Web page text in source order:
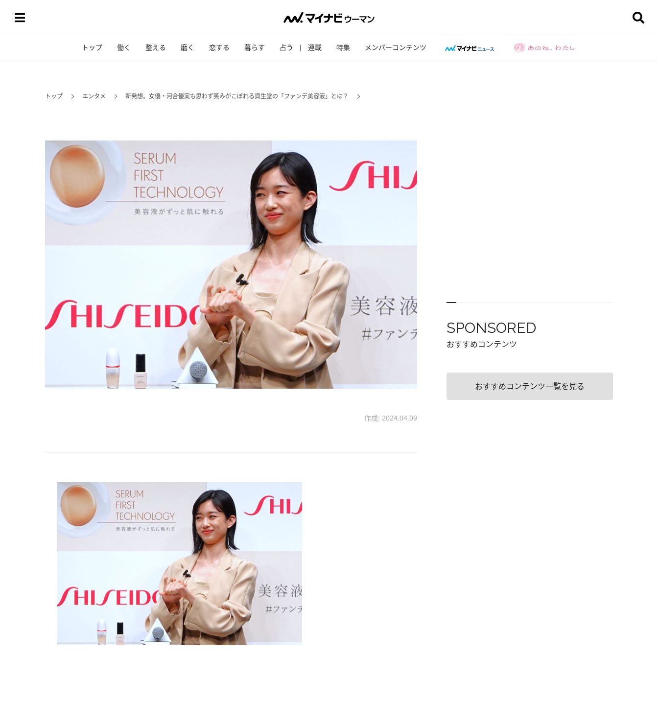
トップ 働く 整える 磨く 恋する 暮らす 占う 連載 特集 メンバーコンテンツ
トップ エンタメ 新発想。女優・河合優実も思わず笑みがこぼれる資生堂の「ファンデ美容液」とは？
作成: 2024.04.09
SPONSORED
おすすめコンテンツ
おすすめコンテンツ一覧を見る